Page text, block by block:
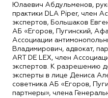
Юлаевич Абдульменов,
практики DLA Piper, член
экспертов, Большаков
АБ «Егоров, Пугинский,
Ассоциации
Владимирович, адвокат,
ART DE LEX, член
экспертов. К разрешению
эксперты в лице Дениса
советника АБ «Егоров,
партнеры», члена